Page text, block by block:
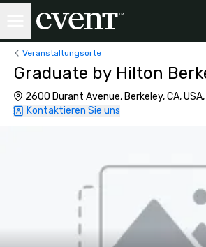
Veranstaltungsorte
Graduate by Hilton
2600 Durant Avenue, Berkeley, CA,
Kontaktieren Sie uns